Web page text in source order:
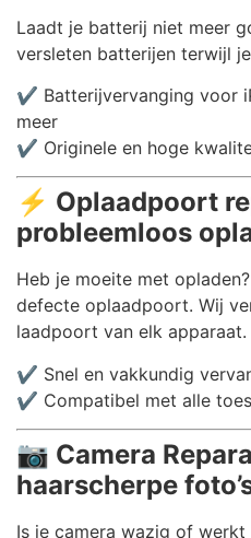
Laadt je batterij niet meer
versleten batterijen terwijl
✔️ Batterijvervanging voor
meer
✔️ Originele en hoge
⚡ Oplaadpoort
probleemloos
Heb je moeite met
defecte oplaadpoort. Wij
laadpoort van elk apparaat.
✔️ Snel en vakkundig
✔️ Compatibel met alle
📷 Camera
haarscherpe
Is je camera wazig of werkt